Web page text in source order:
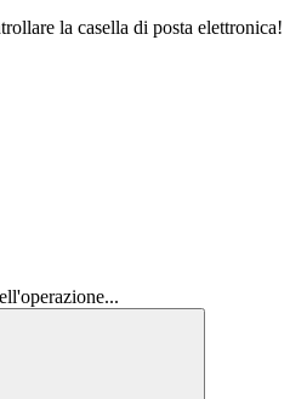
la casella di posta elettronica!